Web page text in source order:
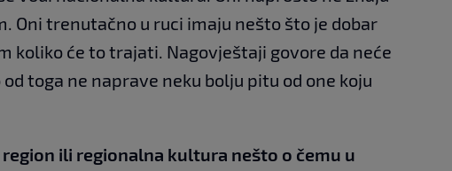
Oni trenutačno u ruci imaju nešto što je dobar
koliko će to trajati. Nagovještaji govore da neće
toga ne naprave neku bolju pitu od one koju
region ili regionalna kultura nešto o čemu u